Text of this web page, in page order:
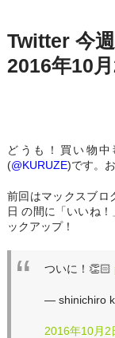
Twitter 今
2016年10
どうも！買い物
(@KURUZE)です。
前回はマックスブロ
日 の間に「いいね
ックアップ！
ついに！👏🏻
— shinichiro
2016年10月2